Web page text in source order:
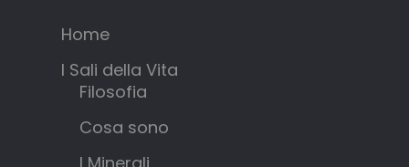
Home
I Sali della Vita
Filosofia
Cosa sono